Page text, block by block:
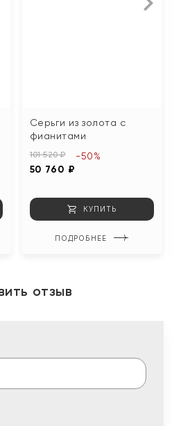
Серьги из золота с
фианитами
101 520 ₽
50 760 ₽
-50%
КУПИТЬ
ПОДРОБНЕЕ
отзыв